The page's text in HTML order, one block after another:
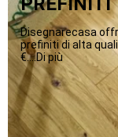
Disegnarecasa
prefiniti di alta
€....Di più